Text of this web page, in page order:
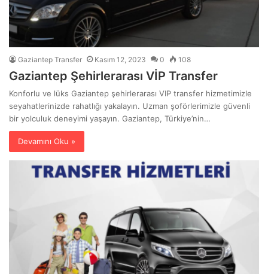
Gaziantep Transfer Kasım 12, 2023 0 108
Gaziantep Şehirlerarası VİP Transfer
Konforlu ve lüks Gaziantep şehirlerarası VIP transfer hizmetimizle
seyahatlerinizde rahatlığı yakalayın. Uzman şoförlerimizle güvenli
bir yolculuk deneyimi yaşayın. Gaziantep, Türkiye’nin…
Devamını Oku »